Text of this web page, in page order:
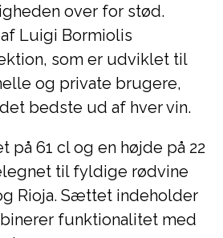
over for stød.
Luigi Bormiolis
som er udviklet til
og private brugere,
bedste ud af hver vin.
på 61 cl og en højde på 22
til fyldige rødvine
Rioja. Sættet indeholder
funktionalitet med